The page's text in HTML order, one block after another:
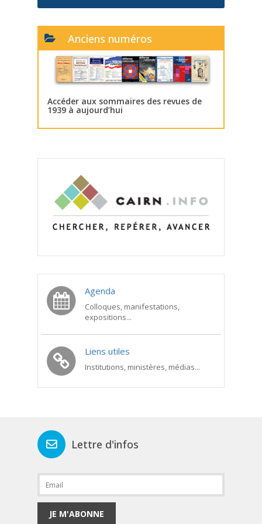
Anciens numéros
Accéder aux sommaires des revues de
1939 à aujourd’hui
Agenda
Colloques, manifestations,
expositions...
Liens utiles
Institutions, ministères, médias...
Lettre d'infos
JE M'ABONNE